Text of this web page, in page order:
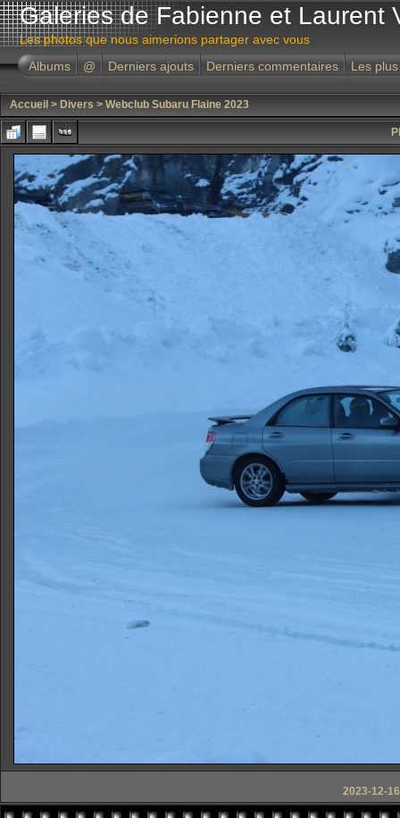
Galeries de Fabienne et Laurent
Les photos que nous aimerions partager avec vous
Albums
@ Derniers ajouts Derniers commentaires Les
Accueil > Divers > Webclub Subaru Flaine 2023
2023-12-